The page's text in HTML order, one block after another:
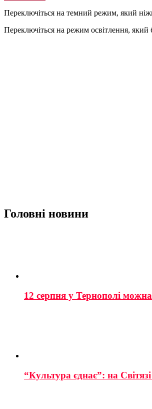
Переключіться на темний режим, який
Переключіться на режим освітлення,
Головні новини
12 серпня у Тернополі можна
“Культура єднає”: на